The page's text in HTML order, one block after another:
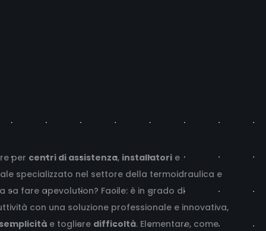
per centri di assistenza, installatorie
specializzato nel settore della termoidraulica e
sa fare apevolution? Facile: è in grado di
con una soluzione professionale e innovativa,
semplicitàe togliere difficoltà. Elementare, come